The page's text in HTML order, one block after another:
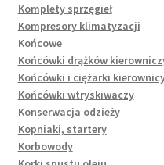
Komplety sprzęgieł
Kompresory klimatyzacji
Końcowe
Końcówki drążków
Końcówki i ciężarki
Końcówki wtryskiwaczy
Konserwacja odzieży
Kopniaki, startery
Korbowody